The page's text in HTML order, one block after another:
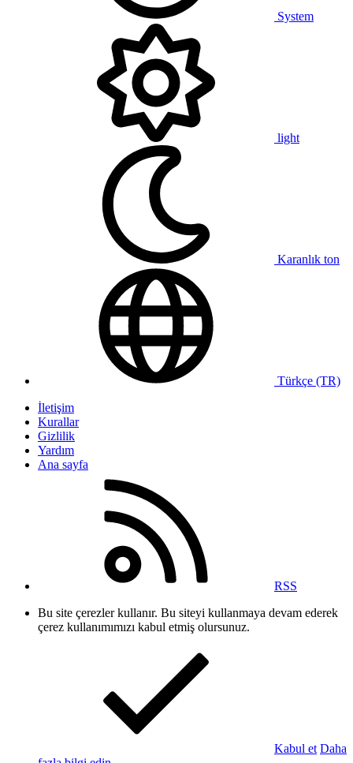
System
light
Karanlık ton
Türkçe (TR)
İletişim
Kurallar
Gizlilik
Yardım
Ana sayfa
RSS
Bu site çerezler kullanır. Bu siteyi kullanmaya devam ederek
çerez kullanımımızı kabul etmiş olursunuz.
Kabul et Daha